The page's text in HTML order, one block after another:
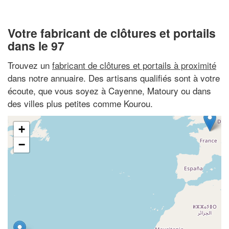
Votre fabricant de clôtures et portails
dans le 97
Trouvez un fabricant de clôtures et portails à proximité
dans notre annuaire. Des artisans qualifiés sont à votre
écoute, que vous soyez à Cayenne, Matoury ou dans
des villes plus petites comme Kourou.
+
−